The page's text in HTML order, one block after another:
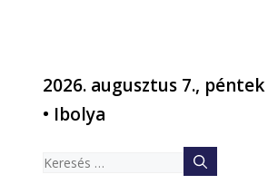
2026. augusztus 7., péntek
• Ibolya
Keresés: